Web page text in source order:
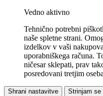
Vedno aktivno
Tehnično potrebni
naše spletne strani.
izdelkov v vaši
uporabniškega računa.
ničesar sklepati, prav
posredovani tretjim
Shrani nastavitve Strinjam se